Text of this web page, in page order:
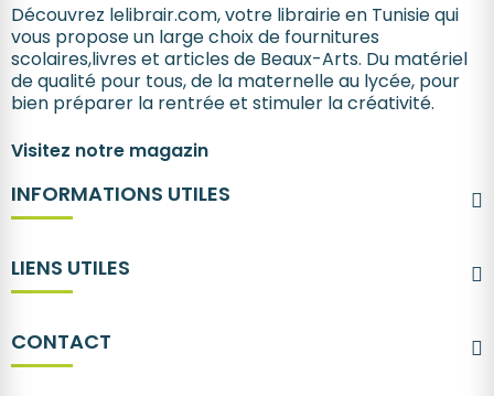
Découvrez lelibrair.com, votre librairie en Tunisie qui
vous propose un large choix de fournitures
scolaires,livres et articles de Beaux-Arts. Du matériel
de qualité pour tous, de la maternelle au lycée, pour
bien préparer la rentrée et stimuler la créativité.
Visitez notre magazin
INFORMATIONS UTILES
LIENS UTILES
CONTACT